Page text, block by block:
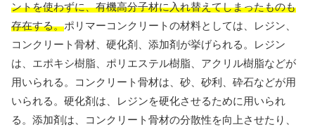
ントを使わずに、有機高分子材に入れ替えてしまったものも
存在する。ポリマーコンクリートの材料としては、レジン、
コンクリート骨材、硬化剤、添加剤が挙げられる。レジン
は、エポキシ樹脂、ポリエステル樹脂、アクリル樹脂などが
用いられる。コンクリート骨材は、砂、砂利、砕石などが用
いられる。硬化剤は、レジンを硬化させるために用いられ
る。添加剤は、コンクリート骨材の分散性を向上させたり、